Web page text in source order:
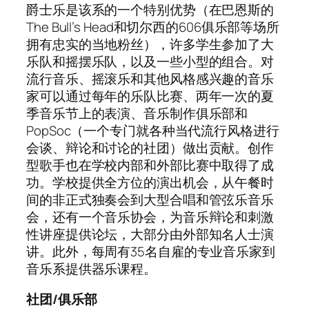
爵士乐是该系的一个特别优势（在巴恩斯的
The Bull’s Head和切尔西的606俱乐部等场所
拥有忠实的当地粉丝），许多学生参加了大
乐队和摇摆乐队，以及一些小型的组合。对
流行音乐、摇滚乐和其他风格感兴趣的音乐
家可以通过每年的乐队比赛、两年一次的夏
季音乐节上的表演、音乐制作俱乐部和
PopSoc（一个专门就各种当代流行风格进行
会谈、辩论和讨论的社团）做出贡献。创作
型歌手也在学校内部和外部比赛中取得了成
功。学校提供全方位的演出机会，从午餐时
间的非正式独奏会到大型合唱和管弦乐音乐
会，还有一个音乐协会，为音乐辩论和刺激
性讲座提供论坛，大部分由外部知名人士演
讲。此外，每周有35名自雇的专业音乐家到
音乐系提供器乐课程。
社团/俱乐部